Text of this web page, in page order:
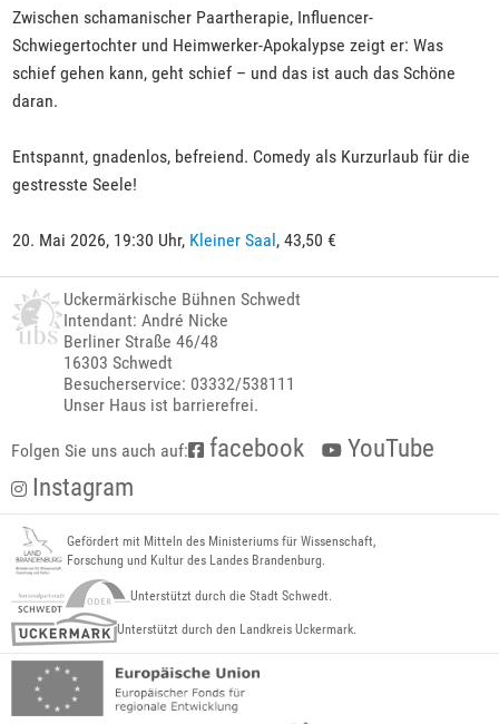
Zwischen schamanischer Paartherapie, Influencer-
Schwiegertochter und Heimwerker-Apokalypse zeigt er: Was
schief gehen kann, geht schief – und das ist auch das Schöne
daran.
Entspannt, gnadenlos, befreiend. Comedy als Kurzurlaub für die
gestresste Seele!
20. Mai 2026, 19:30 Uhr, Kleiner Saal , 43,50 €
Uckermärkische Bühnen Schwedt
Intendant: André Nicke
Berliner Straße 46/48
16303 Schwedt
Besucherservice: 03332/538111
Unser Haus ist barrierefrei.
Folgen Sie uns auch auf: facebook
YouTube
Instagram
Gefördert mit Mitteln des Ministeriums für Wissenschaft,
Forschung und Kultur des Landes Brandenburg.
Unterstützt durch die Stadt Schwedt.
Unterstützt durch den Landkreis Uckermark.